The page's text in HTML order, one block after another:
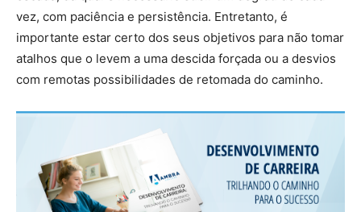
vez, com paciência e persistência. Entretanto, é
importante estar certo dos seus objetivos para não tomar
atalhos que o levem a uma descida forçada ou a desvios
com remotas possibilidades de retomada do caminho.